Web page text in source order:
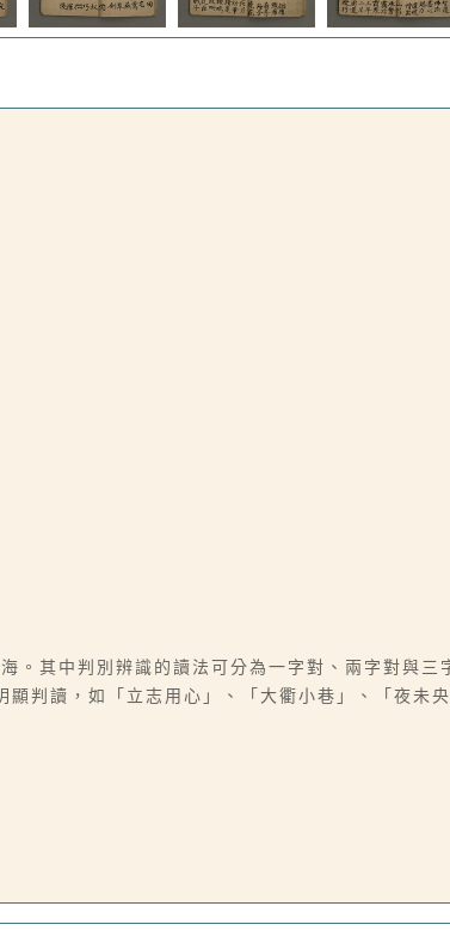
。其中判別辨識的讀法可分為一字對、兩字對與
判讀，如「立志用心」、「大衢小巷」、「夜未